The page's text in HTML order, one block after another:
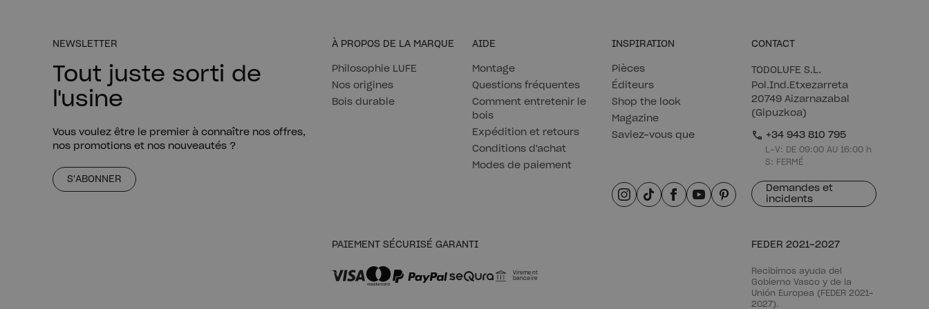
NEWSLETTER
Tout juste sorti de
l'usine
Vous voulez être le premier à connaître nos offres,
nos promotions et nos nouveautés ?
S'ABONNER
À PROPOS DE LA MARQUE
Philosophie LUFE
Nos origines
Bois durable
AIDE
Montage
Questions fréquentes
Comment entretenir le
bois
Expédition et retours
Conditions d'achat
Modes de paiement
INSPIRATION
Pièces
Éditeurs
Shop the look
Magazine
Saviez-vous que
CONTACT
TODOLUFE S.L.
Pol.Ind.Etxezarreta
20749 Aizarnazabal
(Gipuzkoa)
+34 943 810 795
L-V: DE 09:00 AU 16:00 h
S: FERMÉ
Demandes et
incidents
PAIEMENT SÉCURISÉ GARANTI
Virement
bancaire
FEDER 2021-2027
Recibimos ayuda del
Gobierno Vasco y de la
Unión Europea (FEDER 2021-
2027).